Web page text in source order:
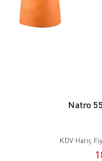
Natro
KDV Hariç